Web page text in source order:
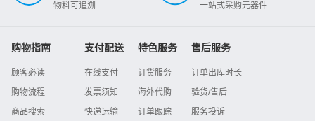
物料可追溯
一站式采购元器件
购物指南
顾客必读
购物流程
商品搜索
支付配送
在线支付
发票须知
快递运输
特色服务
订货服务
海外代购
订单跟踪
售后服务
订单出库时长
验货/售后
服务投诉